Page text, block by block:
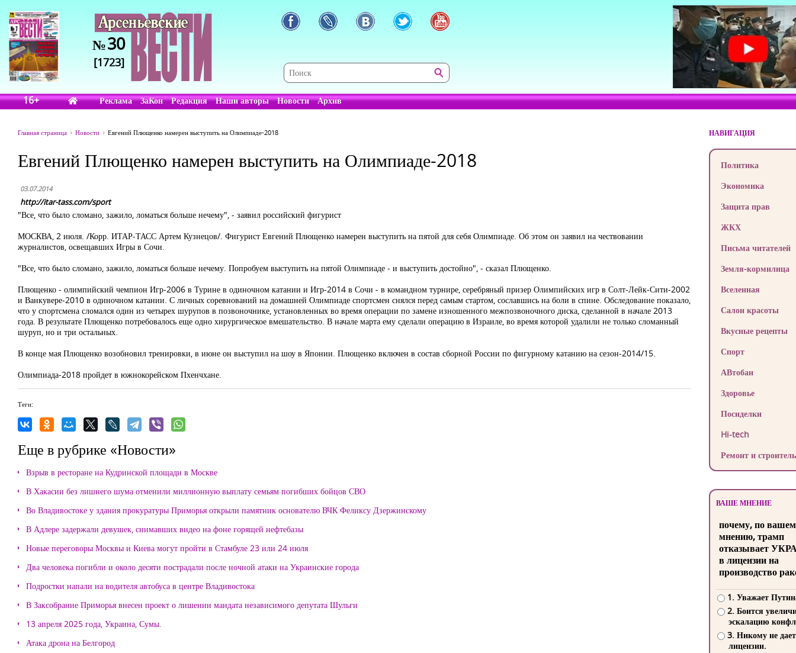
№30
[1723]
16+ Реклама ЗаКон Редакция Наши авторы Новости Архив
Главная страница Новости Евгений Плющенко намерен выступить на Олимпиаде-2018
Евгений Плющенко намерен выступить на Олимпиаде-2018
03.07.2014
http://itar-tass.com/sport
"Все, что было сломано, зажило, ломаться больше нечему", - заявил российский фигурист
МОСКВА, 2 июля. /Корр. ИТАР-ТАСС Артем Кузнецов/. Фигурист Евгений Плющенко намерен выступить на пятой для себя Олимпиаде. Об этом он заявил на чествовании
журналистов, освещавших Игры в Сочи.
"Все, что было сломано, зажило, ломаться больше нечему. Попробуем выступить на пятой Олимпиаде - и выступить достойно", - сказал Плющенко.
Плющенко - олимпийский чемпион Игр-2006 в Турине в одиночном катании и Игр-2014 в Сочи - в командном турнире, серебряный призер Олимпийских игр в Солт-Лейк-Сити-2002
и Ванкувере-2010 в одиночном катании. С личных соревнований на домашней Олимпиаде спортсмен снялся перед самым стартом, сославшись на боли в спине. Обследование показало,
что у спортсмена сломался один из четырех шурупов в позвоночнике, установленных во время операции по замене изношенного межпозвоночного диска, сделанной в начале 2013
года. В результате Плющенко потребовалось еще одно хирургическое вмешательство. В начале марта ему сделали операцию в Израиле, во время которой удалили не только сломанный
шуруп, но и три остальных.
В конце мая Плющенко возобновил тренировки, в июне он выступил на шоу в Японии. Плющенко включен в состав сборной России по фигурному катанию на сезон-2014/15.
Олимпиада-2018 пройдет в южнокорейском Пхенчхане.
Теги:
Еще в рубрике «Новости»
Взрыв в ресторане на Кудринской площади в Москве
В Хакасии без лишнего шума отменили миллионную выплату семьям погибших бойцов СВО
Во Владивостоке у здания прокуратуры Приморья открыли памятник основателю ВЧК Феликсу Дзержинскому
В Адлере задержали девушек, снимавших видео на фоне горящей нефтебазы
Новые переговоры Москвы и Киева могут пройти в Стамбуле 23 или 24 июля
Два человека погибли и около десяти пострадали после ночной атаки на Украинские города
Подростки напали на водителя автобуса в центре Владивостока
В Заксобрание Приморья внесен проект о лишении мандата независимого депутата Шульги
13 апреля 2025 года, Украина, Сумы.
Атака дрона на Белгород
НАВИГАЦИЯ
Политика
Экономика
Защита прав
ЖКХ
Письма читателей
Земля-кормилица
Вселенная
Салон красоты
Вкусные рецепты
Спорт
АВтобан
Здоровье
Посиделки
Hi-tech
Ремонт и
ВАШЕ МНЕНИЕ
почему, по
мнению, трамп
отказывает
в лицензии на
производство
1. Уважает
2. Боится
эскалацию
3. Никому не
лицензии.